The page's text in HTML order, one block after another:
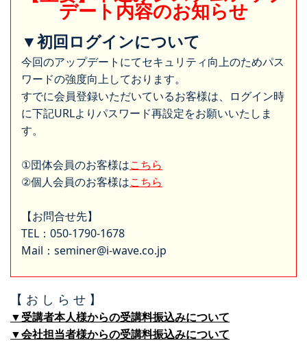
デート内容のお知らせ
▼初回ログインについて
今回のアップデートにてセキュリティ向上のためパス
ワードの強度向上しております。
すでに会員登録いただいているお客様は、ログイン時
に下記URLよりパスワード再設定をお願いいたしま
す。
①団体会員のお客様はこちら
②個人会員のお客様はこちら
【お問合せ先】
TEL：050-1790-1678
Mail：seminer@i-wave.co.jp
【 お し ら せ 】
▼受講者本人様からの受講料振込みについて
▼会社担当者様からの受講料振込みについて